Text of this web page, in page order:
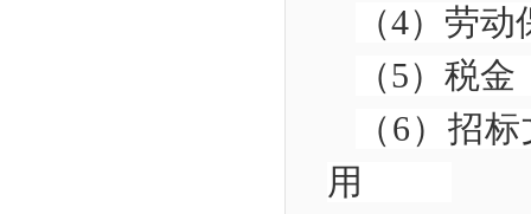
（4）劳
（5）
（6）招
用